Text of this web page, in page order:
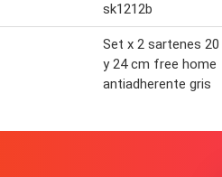
sk1212b
Set x 2 sartenes 20
y 24 cm free home
antiadherente gris